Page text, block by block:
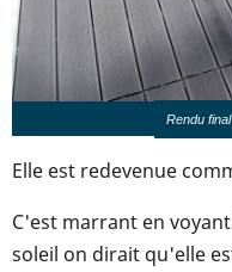
Rendu
Elle est redevenue
C'est marrant en
soleil on dirait qu'elle